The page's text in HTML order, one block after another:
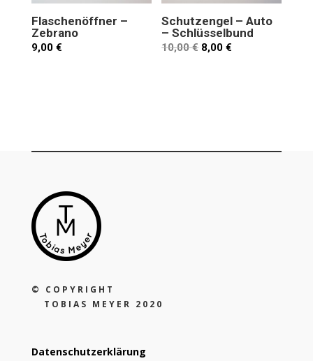
Flaschenöffner –
Zebrano
9,00 €
Schutzengel – Auto
– Schlüsselbund
10,00€ 8,00€
© COPYRIGHT
TOBIAS MEYER 2020
Datenschutzerklärung